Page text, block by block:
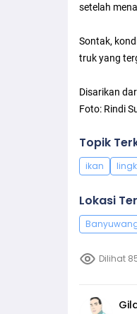
setelah
Sontak,
truk yang
Disarikan
Foto: Rindi
Topik
ikan
Lokasi
Dilihat